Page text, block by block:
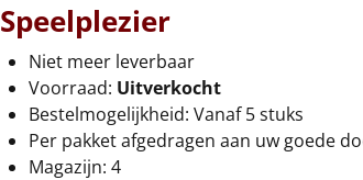
Speelplezier
Niet meer leverbaar
Voorraad: Uitverkocht
Bestelmogelijkheid: Vanaf 5 stuks
Per pakket afgedragen aan uw goede
Magazijn: 4